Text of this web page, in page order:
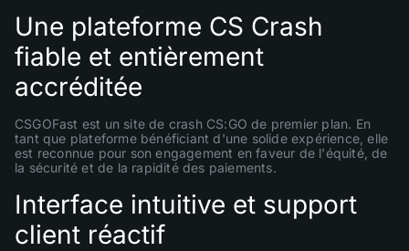
Une plateforme CS Crash
fiable et entièrement
accréditée
CSGOFast est un site de crash CS:GO de premier plan. En
tant que plateforme bénéficiant d'une solide expérience, elle
est reconnue pour son engagement en faveur de l'équité, de
la sécurité et de la rapidité des paiements.
Interface intuitive et support
client réactif